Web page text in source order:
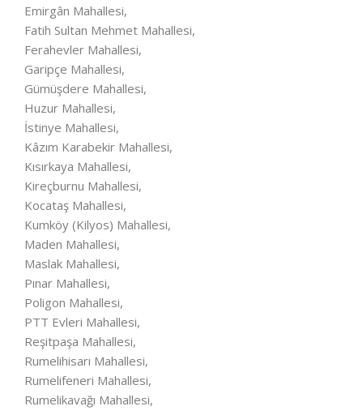
Emirgân Mahallesi,
Fatih Sultan Mehmet Mahallesi,
Ferahevler Mahallesi,
Garipçe Mahallesi,
Gümüşdere Mahallesi,
Huzur Mahallesi,
İstinye Mahallesi,
Kâzım Karabekir Mahallesi,
Kısırkaya Mahallesi,
Kireçburnu Mahallesi,
Kocataş Mahallesi,
Kumköy (Kilyos) Mahallesi,
Maden Mahallesi,
Maslak Mahallesi,
Pınar Mahallesi,
Poligon Mahallesi,
PTT Evleri Mahallesi,
Reşitpaşa Mahallesi,
Rumelihisarı Mahallesi,
Rumelifeneri Mahallesi,
Rumelikavağı Mahallesi,